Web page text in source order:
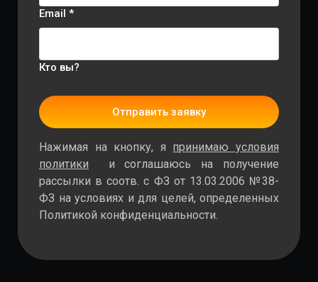
Email *
Кто вы?
Отправить заявку
Нажимая на кнопку, я принимаю условия
политики и соглашаюсь на получение
рассылки в соотв. с ФЗ от 13.03.2006 №38-
ФЗ на условиях и для целей, определенных
Политикой конфиденциальности.